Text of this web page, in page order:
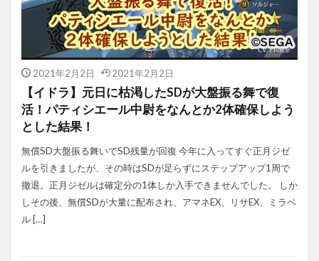
2021年2月2日 2021年2月2日
【イドラ】元日に枯渇したSDが大盤振る舞で復
活！パティシエール中尉をなんとか2体確保しよう
とした結果！
無償SD大盤振る舞いでSD残量が回復 今年に入ってすぐ正月ジゼ
ルを引きましたが、その時はSDが足らずにステップアップ1周で
撤退。正月ジゼルは確定分の1体しか入手できませんでした。 しか
しその後、無償SDが大量に配布され、アマネEX、リサEX、ミラベ
ル […]